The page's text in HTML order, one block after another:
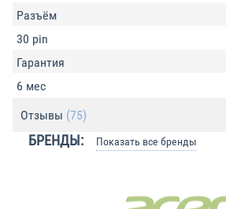
Разъём
30 pin
Гарантия
6 мес
Отзывы (75)
БРЕНДЫ: Показать все бренды